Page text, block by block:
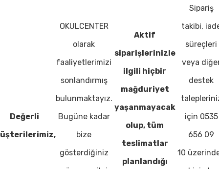
Değerli
OKULCENTER
olarak
faaliyetlerimizi
sonlandırmış
bulunmaktayız.
Bugüne kadar
bize
gösterdiğiniz
Aktif
siparişlerinizle
ilgili hiçbir
mağduriyet
yaşanmayacak
olup, tüm
teslimatlar
planlandığı
Sipariş
takibi,
süreçleri
veya
destek
için 0535
656 09
10